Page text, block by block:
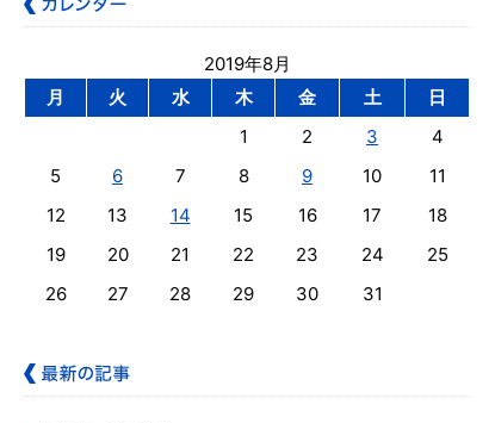
2019年8月
月
火 水 木 金 土
日
1
2 3
4
5
6 7 8 9 10
11
12
13 14 15 16 17
18
19
20 21 22 23 24
25
26
27 28 29 30 31